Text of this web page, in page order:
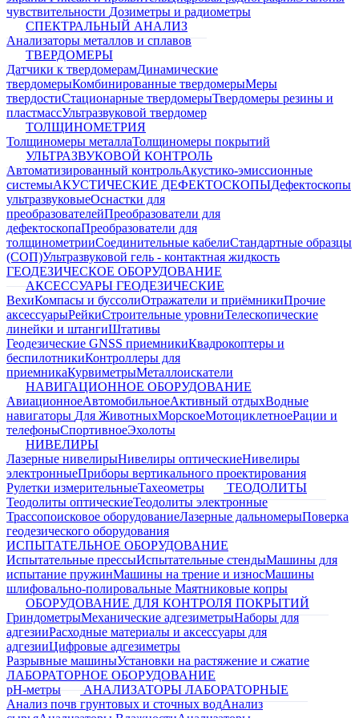
чувствительности Дозиметры и радиометры
СПЕКТРАЛЬНЫЙ АНАЛИЗ
Анализаторы металлов и сплавов
ТВЕРДОМЕРЫ
Датчики к твердомерамДинамические
твердомерыКомбинированные твердомерыМеры
твердостиСтационарные твердомерыТвердомеры резины и
пластмассУльтразвуковой твердомер
ТОЛЩИНОМЕТРИЯ
Толщиномеры металлаТолщиномеры покрытий
УЛЬТРАЗВУКОВОЙ КОНТРОЛЬ
Автоматизированный контрольАкустико-эмиссионные
системыАКУСТИЧЕСКИЕ ДЕФЕКТОСКОПЫДефектоскопы
ультразвуковыеОснастки для
преобразователейПреобразователи для
дефектоскопаПреобразователи для
толщинометрииСоединительные кабелиСтандартные образцы
(СОП)Ультразвуковой гель - контактная жидкость
ГЕОДЕЗИЧЕСКОЕ ОБОРУДОВАНИЕ
АКСЕССУАРЫ ГЕОДЕЗИЧЕСКИЕ
ВехиКомпасы и буссолиОтражатели и приёмникиПрочие
аксессуарыРейкиСтроительные уровниТелескопические
линейки и штангиШтативы
Геодезические GNSS приемникиКвадрокоптеры и
беспилотникиКонтроллеры для
приемникаКурвиметрыМеталлоискатели
НАВИГАЦИОННОЕ ОБОРУДОВАНИЕ
АвиационноеАвтомобильноеАктивный отдыхВодные
навигаторы Для ЖивотныхМорскоеМотоциклетноеРации и
телефоныСпортивноеЭхолоты
НИВЕЛИРЫ
Лазерные нивелирыНивелиры оптическиеНивелиры
электронныеПриборы вертикального проектирования
Рулетки измерительныеТахеометры
ТЕОДОЛИТЫ
Теодолиты оптическиеТеодолиты электронные
Трассопоисковое оборудованиеЛазерные дальномерыПоверка
геодезического оборудования
ИСПЫТАТЕЛЬНОЕ ОБОРУДОВАНИЕ
Испытательные прессыИспытательные стендыМашины для
испытание пружинМашины на трение и износМашины
шлифовально-полировальные Маятниковые копры
ОБОРУДОВАНИЕ ДЛЯ КОНТРОЛЯ ПОКРЫТИЙ
ГриндометрыМеханические адгезиметрыНаборы для
адгезииРасходные материалы и аксессуары для
адгезииЦифровые адгезиметры
Разрывные машиныУстановки на растяжение и сжатие
ЛАБОРАТОРНОЕ ОБОРУДОВАНИЕ
pH-метры
АНАЛИЗАТОРЫ ЛАБОРАТОРНЫЕ
Анализ почв грунтовых и сточных водАнализ